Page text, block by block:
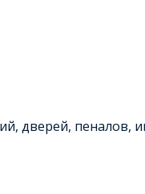
дверей, пеналов,